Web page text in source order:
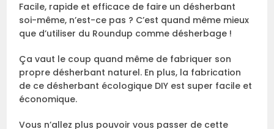
Facile, rapide et efficace de faire un désherbant
soi-même, n’est-ce pas ? C’est quand même mieux
que d’utiliser du Roundup comme désherbage !
Ça vaut le coup quand même de fabriquer son
propre désherbant naturel. En plus, la fabrication
de ce désherbant écologique DIY est super facile et
économique.
Vous n’allez plus pouvoir vous passer de cette